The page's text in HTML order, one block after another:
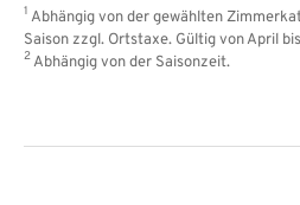
1 Abhängig von der gewählten
Saison zzgl. Ortstaxe. Gültig von April
2Abhängig von der Saisonzeit.